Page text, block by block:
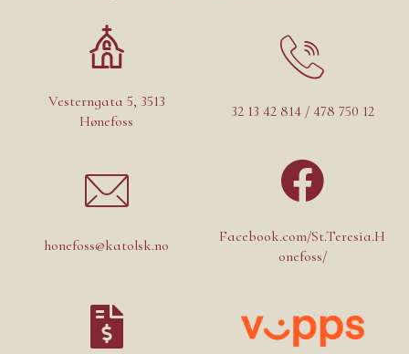
Vesterngata 5, 3513
Hønefoss
32 13 42 814 / 478 750 12
honefoss@katolsk.no
Facebook.com/St.Teresia.H
onefoss/